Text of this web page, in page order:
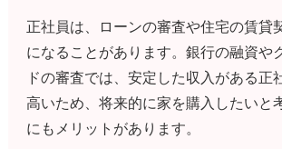
正社員は、ローンの審査や住宅の賃貸
になることがあります。銀行の融資や
ドの審査では、安定した収入がある正
高いため、将来的に家を購入したいと
にもメリットがあります。